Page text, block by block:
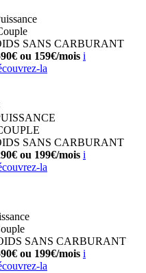
SANS CARBURANT
ou 159€/mois i
la
SANS CARBURANT
ou 199€/mois i
la
SANS CARBURANT
ou 199€/mois i
la